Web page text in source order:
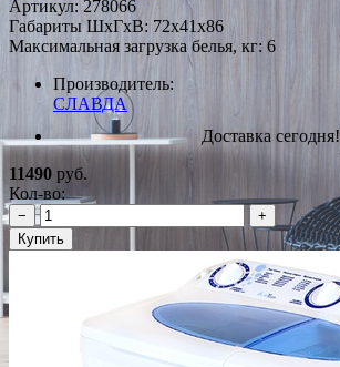
Артикул: 278066
Габариты ШxГxВ: 72x41x86
Максимальная загрузка белья, кг: 6
Производитель:
СЛАВДА
Доставка сегодня!
11490 руб.
Кол-во:
−
+
Купить